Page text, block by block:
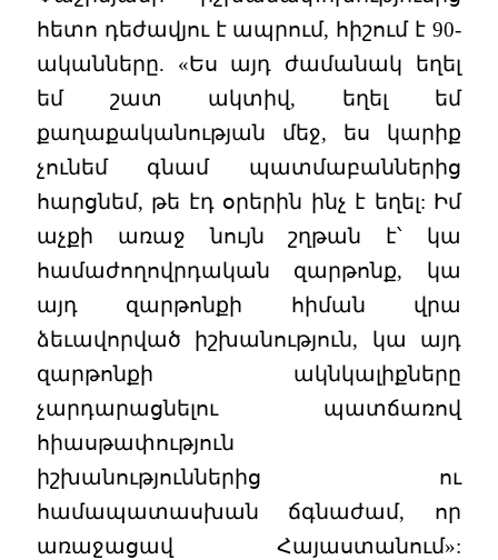
հետո դեժավյու է ապրում, հիշում է 90-
ականները. «Ես այդ ժամանակ եղել
եմ շատ ակտիվ, եղել եմ
քաղաքականության մեջ, ես կարիք
չունեմ գնամ պատմաբաններից
հարցնեմ, թե էդ օրերին ինչ է եղել: Իմ
աչքի առաջ նույն շղթան է՝ կա
համաժողովրդական զարթոնք, կա
այդ զարթոնքի հիման վրա
ձեւավորված իշխանություն, կա այդ
զարթոնքի ակնկալիքները
չարդարացնելու պատճառով
հիասթափություն
իշխանություններից ու
համապատասխան ճգնաժամ, որ
առաջացավ Հայաստանում»: